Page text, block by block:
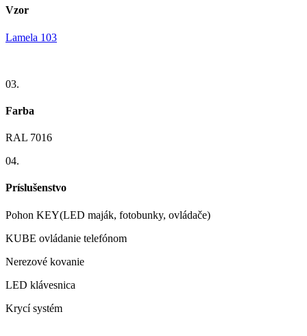
Vzor
Lamela 103
03.
Farba
RAL 7016
04.
Príslušenstvo
Pohon KEY(LED maják, fotobunky, ovládače)
KUBE ovládanie telefónom
Nerezové kovanie
LED klávesnica
Krycí systém